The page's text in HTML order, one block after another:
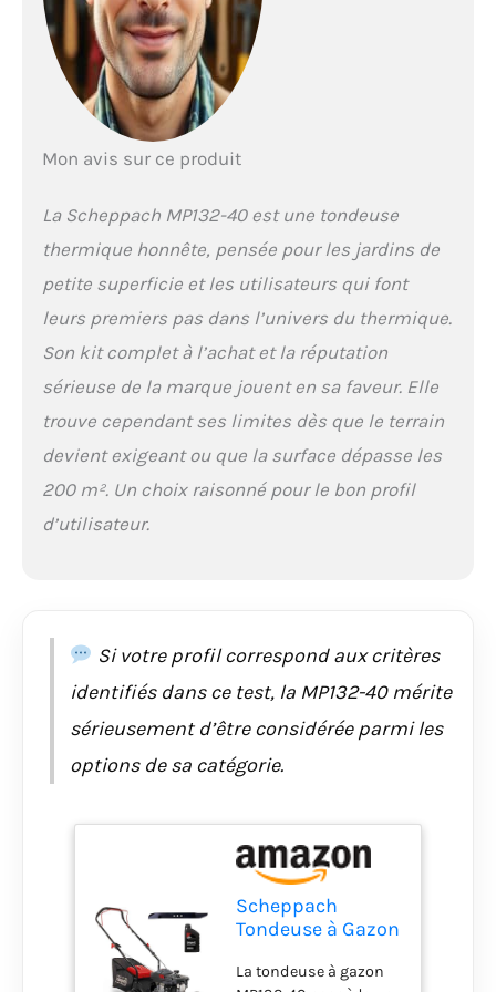
cette tondeuse à
gazon est réglable sur
3 niveaux allant de 30
rabattable et l'huile
tondeuse à gazon
indispensable pour la
saison estivale afin
toujours impeccable
Mon avis sur ce produit
La Scheppach MP132-40 est une tondeuse
thermique honnête, pensée pour les jardins de
petite superficie et les utilisateurs qui font
leurs premiers pas dans l’univers du thermique.
Son kit complet à l’achat et la réputation
sérieuse de la marque jouent en sa faveur. Elle
trouve cependant ses limites dès que le terrain
devient exigeant ou que la surface dépasse les
200 m². Un choix raisonné pour le bon profil
d’utilisateur.
Si votre profil correspond aux critères
identifiés dans ce test, la MP132-40 mérite
sérieusement d’être considérée parmi les
options de sa catégorie.
Scheppach
Tondeuse à Gazon
MP132-40 - 3,4 CV
La tondeuse à gazon